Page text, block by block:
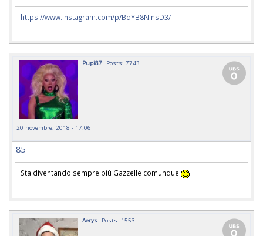
https://www.instagram.com/p/BqYB8NInsD3/
Pupi87 Posts: 7743
20 novembre, 2018 - 17:06
85
Sta diventando sempre più Gazzelle comunque
Aerys Posts: 1553